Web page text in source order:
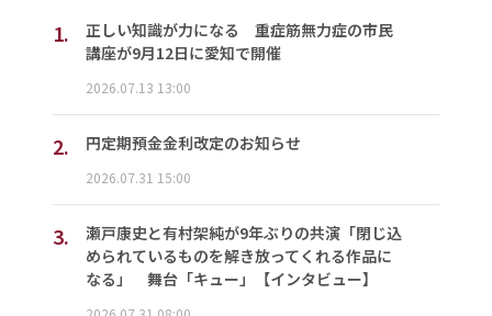
1.
正しい知識が力になる 重症筋無力症の市民
講座が9月12日に愛知で開催
2026.07.13 13:00
2. 円定期預金金利改定のお知らせ
2026.07.31 15:00
3.
瀬戸康史と有村架純が9年ぶりの共演「閉じ込
められているものを解き放ってくれる作品に
なる」 舞台「キュー」【インタビュー】